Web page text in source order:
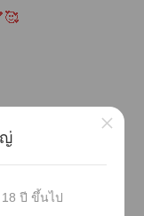
านักอ่านทุกอยู่
ปี ขึ้นไป
×